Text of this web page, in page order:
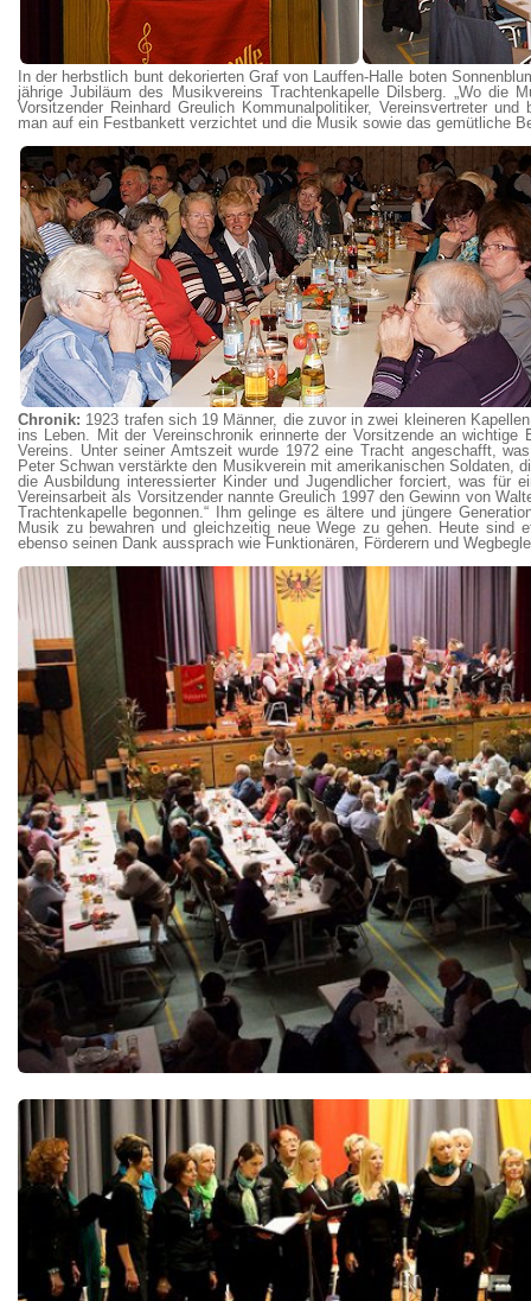
In der herbstlich bunt dekorierten Graf von Lauffen-Halle boten
jährige Jubiläum des Musikvereins Trachtenkapelle Dilsberg. „Wo die
Vorsitzender Reinhard Greulich Kommunalpolitiker, Vereinsvertreter
man auf ein Festbankett verzichtet und die Musik sowie das gemütliche
Chronik: 1923 trafen sich 19 Männer, die zuvor in zwei kleineren
ins Leben. Mit der Vereinschronik erinnerte der Vorsitzende an
Vereins. Unter seiner Amtszeit wurde 1972 eine Tracht angeschafft,
Peter Schwan verstärkte den Musikverein mit amerikanischen Soldaten,
die Ausbildung interessierter Kinder und Jugendlicher forciert, was für
Vereinsarbeit als Vorsitzender nannte Greulich 1997 den Gewinn von
Trachtenkapelle begonnen.“ Ihm gelinge es ältere und jüngere
Musik zu bewahren und gleichzeitig neue Wege zu gehen. Heute
ebenso seinen Dank aussprach wie Funktionären, Förderern und